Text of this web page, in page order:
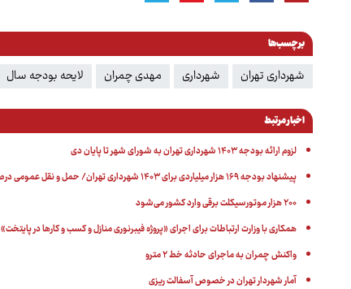
برچسب‌ها
شهرداری تهران شهرداری مهدی چمران لایحه بودجه سال
اخبار مرتبط
لزوم ارائه بودجه ۱۴۰۳ شهرداری تهران به شورای شهر تا پایان دی
پیشنهاد بودجه ۱۶۹ هزار میلیاردی برای ۱۴۰۳ شهرداری تهران/ حمل و نقل عمومی درصدر بودجه
۲۰۰ هزار موتورسیکلت برقی وارد کشور می‌شود
همکاری با وزارت ارتباطات برای اجرای «پروژه فیبرنوری منازل و کسب و کارها در پایتخت»
واکنش چمران به ماجرای حادثه خط ۲ مترو
آمار شهردار تهران در خصوص آسفالت ریزی